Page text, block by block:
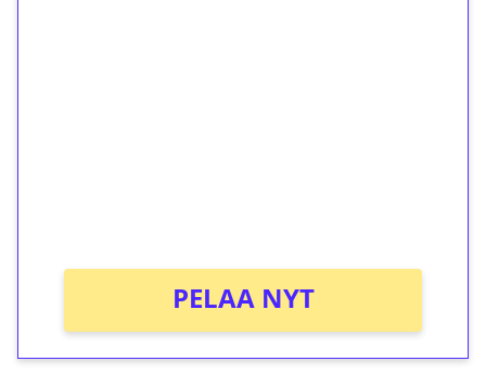
PELAA NYT